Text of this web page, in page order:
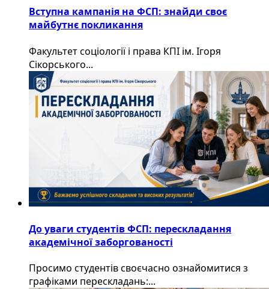
Вступна кампанія на ФСП: знайди своє
майбутнє покликання
Факультет соціології і права КПІ ім. Ігоря
Сікорського...
До уваги студентів ФСП: перескладання
академічної заборгованості
Просимо студентів своєчасно ознайомитися з
графіками перескладань:...